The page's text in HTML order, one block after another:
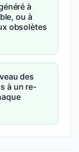
à
ou à
obsolètes
des
à un re-